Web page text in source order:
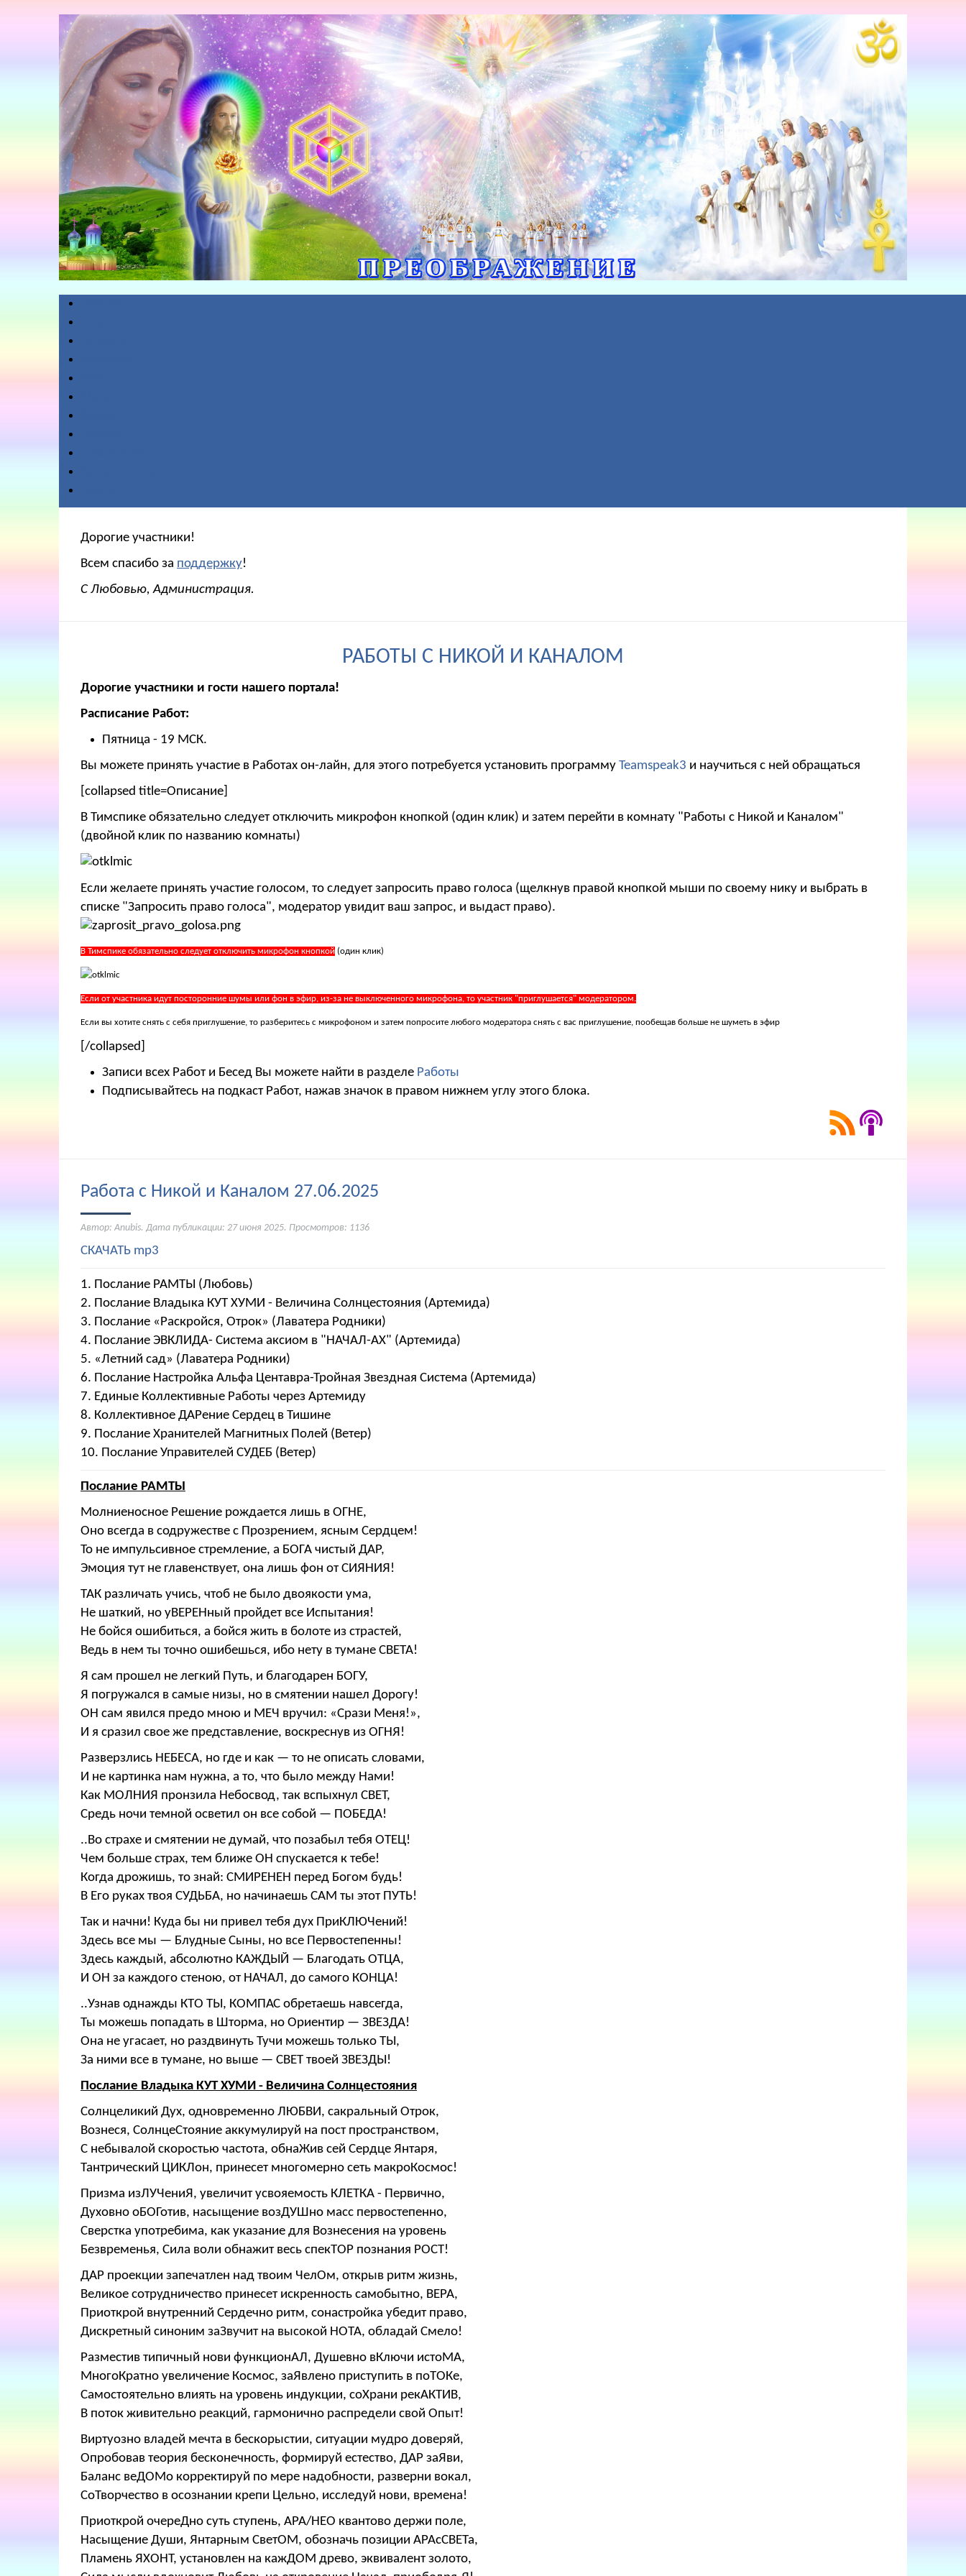
Дорогие участники!
Всем спасибо за поддержку!
С Любовью, Администрация.
РАБОТЫ С НИКОЙ И КАНАЛОМ
Дорогие участники и гости нашего портала!
Расписание Работ:
Пятница - 19 МСК.
Вы можете принять участие в Работах он-лайн, для этого потребуется установить программу Teamspeak3 и научиться с ней обращаться
[collapsed title=Описание]
В Тимспике обязательно следует отключить микрофон кнопкой (один клик) и затем перейти в комнату "Работы с Никой и Каналом"
(двойной клик по названию комнаты)
Если желаете принять участие голосом, то следует запросить право голоса (щелкнув правой кнопкой мыши по своему нику и выбрать в
списке "Запросить право голоса", модератор увидит ваш запрос, и выдаст право).
В Тимспике обязательно следует отключить микрофон кнопкой (один клик)
Если от участника идут посторонние шумы или фон в эфир, из-за не выключенного микрофона, то участник "приглушается" модератором.
Если вы хотите снять с себя приглушение, то разберитесь с микрофоном и затем попросите любого модератора снять с вас приглушение, пообещав больше не шуметь в эфир
[/collapsed]
Записи всех Работ и Бесед Вы можете найти в разделе Работы
Подписывайтесь на подкаст Работ, нажав значок в правом нижнем углу этого блока.
Работа с Никой и Каналом 27.06.2025
Автор: Anubis. Дата публикации: 27 июня 2025. Просмотров: 1136
СКАЧАТЬ mp3
1. Послание РАМТЫ (Любовь)
2. Послание Владыка КУТ ХУМИ - Величина Солнцестояния (Артемида)
3. Послание «Раскройся, Отрок» (Лаватера Родники)
4. Послание ЭВКЛИДА- Система аксиом в "НАЧАЛ-АХ" (Артемида)
5. «Летний сад» (Лаватера Родники)
6. Послание Настройка Альфа Центавра-Тройная Звездная Система (Артемида)
7. Единые Коллективные Работы через Артемиду
8. Коллективное ДАРение Сердец в Тишине
9. Послание Хранителей Магнитных Полей (Ветер)
10. Послание Управителей СУДЕБ (Ветер)
Послание РАМТЫ
Молниеносное Решение рождается лишь в ОГНЕ,
Оно всегда в содружестве с Прозрением, ясным Сердцем!
То не импульсивное стремление, а БОГА чистый ДАР,
Эмоция тут не главенствует, она лишь фон от СИЯНИЯ!
ТАК различать учись, чтоб не было двоякости ума,
Не шаткий, но уВЕРЕНный пройдет все Испытания!
Не бойся ошибиться, а бойся жить в болоте из страстей,
Ведь в нем ты точно ошибешься, ибо нету в тумане СВЕТА!
Я сам прошел не легкий Путь, и благодарен БОГУ,
Я погружался в самые низы, но в смятении нашел Дорогу!
ОН сам явился предо мною и МЕЧ вручил: «Срази Меня!»,
И я сразил свое же представление, воскреснув из ОГНЯ!
Разверзлись НЕБЕСА, но где и как — то не описать словами,
И не картинка нам нужна, а то, что было между Нами!
Как МОЛНИЯ пронзила Небосвод, так вспыхнул СВЕТ,
Средь ночи темной осветил он все собой — ПОБЕДА!
..Во страхе и смятении не думай, что позабыл тебя ОТЕЦ!
Чем больше страх, тем ближе ОН спускается к тебе!
Когда дрожишь, то знай: СМИРЕНЕН перед Богом будь!
В Его руках твоя СУДЬБА, но начинаешь САМ ты этот ПУТЬ!
Так и начни! Куда бы ни привел тебя дух ПриКЛЮЧений!
Здесь все мы — Блудные Сыны, но все Первостепенны!
Здесь каждый, абсолютно КАЖДЫЙ — Благодать ОТЦА,
И ОН за каждого стеною, от НАЧАЛ, до самого КОНЦА!
..Узнав однажды КТО ТЫ, КОМПАС обретаешь навсегда,
Ты можешь попадать в Шторма, но Ориентир — ЗВЕЗДА!
Она не угасает, но раздвинуть Тучи можешь только ТЫ,
За ними все в тумане, но выше — СВЕТ твоей ЗВЕЗДЫ!
Послание Владыка КУТ ХУМИ - Величина Солнцестояния
Солнцеликий Дух, одновременно ЛЮБВИ, сакральный Отрок,
Вознеся, СолнцеСтояние аккумулируй на пост пространством,
С небывалой скоростью частота, обнаЖив сей Сердце Янтаря,
Тантрический ЦИКЛон, принесет многомерно сеть макроКосмос!
Призма изЛУЧениЯ, увеличит усвояемость КЛЕТКА - Первично,
Духовно оБОГотив, насыщение возДУШно масс первостепенно,
Сверстка употребима, как указание для Вознесения на уровень
Безвременья, Сила воли обнажит весь спекТОР познания РОСТ!
ДАР проекции запечатлен над твоим ЧелОм, открыв ритм жизнь,
Великое сотрудничество принесет искренность самобытно, ВЕРА,
Приоткрой внутренний Сердечно ритм, сонастройка убедит право,
Дискретный синоним заЗвучит на высокой НОТА, обладай Смело!
Разместив типичный нови функционАЛ, Душевно вКлючи истоМА,
МногоКратно увеличение Космос, заЯвлено приступить в поТОКе,
Самостоятельно влиять на уровень индукции, соХрани рекАКТИВ,
В поток живительно реакций, гармонично распредели свой Опыт!
Виртуозно владей мечта в бескорыстии, ситуации мудро доверяй,
Опробовав теория бесконечность, формируй естество, ДАР заЯви,
Баланс веДОМо корректируй по мере надобности, разверни вокал,
СоТворчество в осознании крепи Цельно, исследуй нови, времена!
Приоткрой очереДно суть ступень, АРА/НЕО квантово держи поле,
Насыщение Души, Янтарным СветОМ, обозначь позиции АРАсСВЕТа,
Пламень ЯХОНТ, установлен на кажДОМ древо, эквивалент золото,